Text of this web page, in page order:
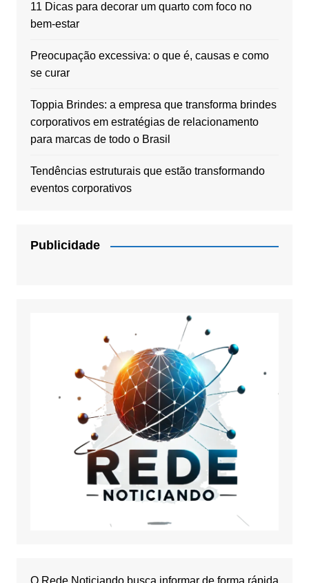
11 Dicas para decorar um quarto com foco no
bem-estar
Preocupação excessiva: o que é, causas e como
se curar
Toppia Brindes: a empresa que transforma brindes
corporativos em estratégias de relacionamento
para marcas de todo o Brasil
Tendências estruturais que estão transformando
eventos corporativos
Publicidade
O Rede Noticiando busca informar de forma rápida